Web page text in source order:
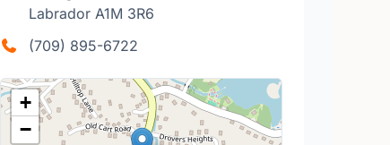
Labrador A1M 3R6
(709) 895-6722
+
−